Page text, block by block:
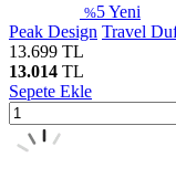
%5Yeni
Peak Design Travel
13.699 TL
13.014 TL
Sepete Ekle